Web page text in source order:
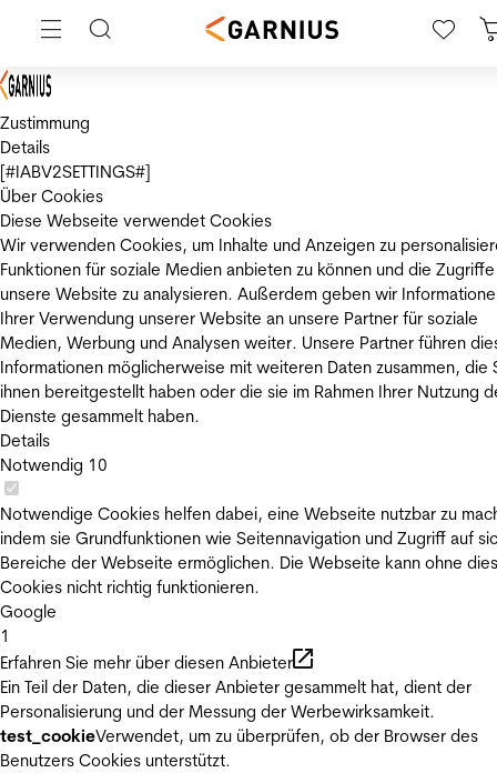
Zustimmung
Details
[#IABV2SETTINGS#]
Über Cookies
Diese Webseite verwendet Cookies
Wir verwenden Cookies, um Inhalte und Anzeigen zu
Funktionen für soziale Medien anbieten zu können und die
unsere Website zu analysieren. Außerdem geben wir
Ihrer Verwendung unserer Website an unsere Partner für soziale
Medien, Werbung und Analysen weiter. Unsere Partner führen
Informationen möglicherweise mit weiteren Daten zusammen, die
ihnen bereitgestellt haben oder die sie im Rahmen Ihrer Nutzung
Dienste gesammelt haben.
Details
Notwendig 10
Notwendige Cookies helfen dabei, eine Webseite nutzbar zu
indem sie Grundfunktionen wie Seitennavigation und Zugriff auf
Bereiche der Webseite ermöglichen. Die Webseite kann ohne
Cookies nicht richtig funktionieren.
Google
1
Erfahren Sie mehr über diesen Anbieter
Ein Teil der Daten, die dieser Anbieter gesammelt hat, dient der
Personalisierung und der Messung der Werbewirksamkeit.
test_cookieVerwendet, um zu überprüfen, ob der Browser des
Benutzers Cookies unterstützt.